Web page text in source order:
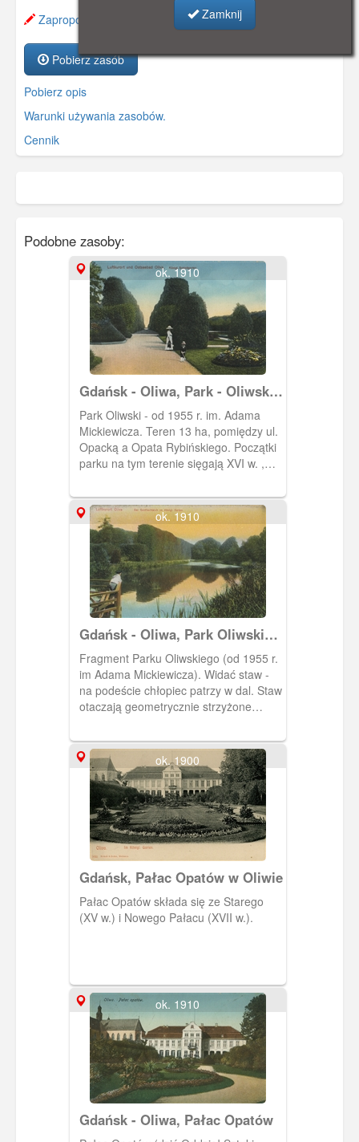
Zaproponuj zmianę opisu.
Pobierz zasób
Pobierz opis
Warunki używania zasobów.
Cennik
Podobne zasoby:
ok. 1910
Gdańsk - Oliwa, Park - Oliwski
im. Adama Mickiewicza
Park Oliwski - od 1955 r. im. Adama
Mickiewicza. Teren 13 ha, pomiędzy ul.
Opacką a Opata Rybińskiego. Początki
parku na tym terenie sięgają XVI w. ,
powstał ogród. W XVIII w. z inicjatywy
opata Rybińskiego powstał rokokowy
ogród; dalsze przekształcenia tego
terenu dotyczą przełomu XVIII i XIX w. i
są związane z pracami ogrodnika
Saltzmanna. Na pocztówce pokazana
jest jedna z alej parkowych z równo
przystrzyżonymi drzewami oraz
dzieckiem.
ok. 1910
Gdańsk - Oliwa, Park Oliwski
im. Adama Mickiewicza
Fragment Parku Oliwskiego (od 1955 r.
im Adama Mickiewicza). Widać staw -
na podeście chłopiec patrzy w dal. Staw
otaczają geometrycznie strzyżone
ok. 1900
Gdańsk, Pałac Opatów w Oliwie
Pałac Opatów składa się ze Starego
(XV w.) i Nowego Pałacu (XVII w.).
ok. 1910
Gdańsk - Oliwa, Pałac Opatów
Zamknij